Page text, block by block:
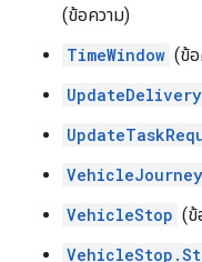
(ข้อความ)
TimeWindow (ข้
VehicleStop (ข้